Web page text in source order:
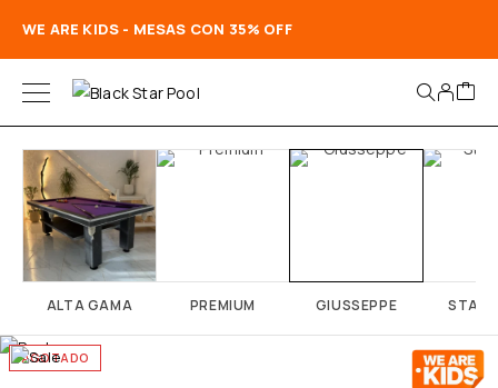
WE ARE KIDS - MESAS CON 35% OFF
ALTA GAMA PREMIUM GIUSSEPPE
AGOTADO